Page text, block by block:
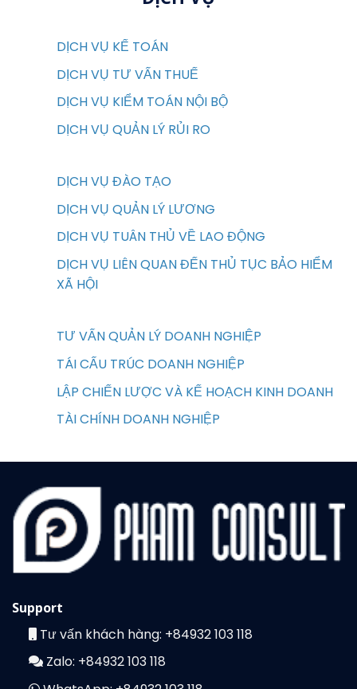
DỊCH VỤ KẾ TOÁN
DỊCH VỤ TƯ VẤN THUẾ
DỊCH VỤ KIỂM TOÁN NỘI BỘ
DỊCH VỤ QUẢN LÝ RỦI RO
DỊCH VỤ ĐÀO TẠO
DỊCH VỤ QUẢN LÝ LƯƠNG
DỊCH VỤ TUÂN THỦ VỀ LAO ĐỘNG
DỊCH VỤ LIÊN QUAN ĐẾN THỦ TỤC BẢO HIỂM
XÃ HỘI
TƯ VẤN QUẢN LÝ DOANH NGHIỆP
TÁI CẤU TRÚC DOANH NGHIỆP
LẬP CHIẾN LƯỢC VÀ KẾ HOẠCH KINH DOANH
TÀI CHÍNH DOANH NGHIỆP
Support
Tư vấn khách hàng: +84932 103 118
Zalo: +84932 103 118